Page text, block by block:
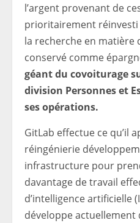
l’argent provenant de
prioritairement
la recherche en matière
conservé comme
géant du covoiturage
division Personnes et
ses opérations.
GitLab effectue ce qu’il
réingénierie
infrastructure pour
davantage de travail
d’intelligence artificielle
développe actuellement